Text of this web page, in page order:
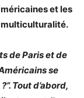
et les
multiculturalité.
de Paris et de
se
Tout d’abord,